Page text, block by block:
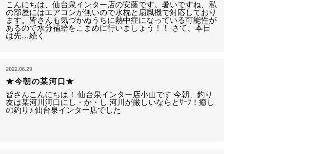
こんにちは、仙台泉インター店の安藤です。暑いですね、私
の部屋にはエアコンが無いので水枕と扇風機で対応しており
ます。皆さんも気づかぬうちに熱中症になっている可能性が
あるので水分補給をこまめに行いましょう！！ さて、本日
は先…続く
2022.06.29
★今朝の某河口★
皆さんこんにちは！ 仙台泉インター店小山です 今朝、釣り
友は某河川河口にし・か・し 河川が厳しいならとｻｰﾌ！癒し
の釣り♪ 仙台泉インター店でした